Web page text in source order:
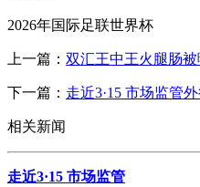
2026年国际足联世界杯
上一篇： 双汇王中王火腿肠
下一篇： 走近3·15 市场监管
相关新闻
走近3·15 市场监管